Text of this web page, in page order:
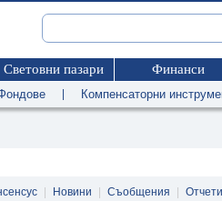
Световни пазари Финанси
Компенсаторни
Новини Съобщения Отчети